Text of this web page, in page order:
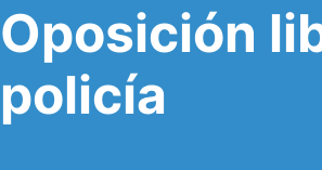
Oposición
policía